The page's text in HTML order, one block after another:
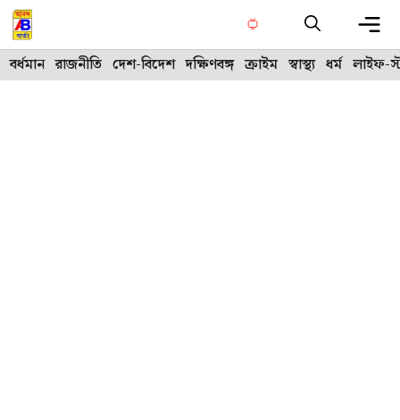
Skip
to
content
বর্ধমান রাজনীতি দেশ-বিদেশ দক্ষিণবঙ্গ ক্রাইম স্বাস্থ্য ধর্ম লাইফ-